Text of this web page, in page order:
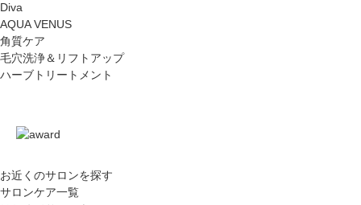
Diva
AQUA VENUS
角質ケア
毛穴洗浄＆リフトアップ
ハーブトリートメント
お近くのサロンを探す
サロンケア一覧